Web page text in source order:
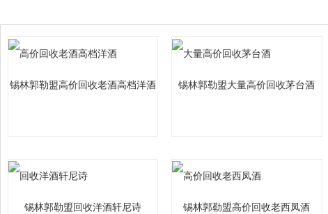
锡林郭勒盟高价回收老酒高档洋酒 锡林郭勒盟大量高价回收茅台酒
锡林郭勒盟回收洋酒轩尼诗 锡林郭勒盟高价回收老西凤酒